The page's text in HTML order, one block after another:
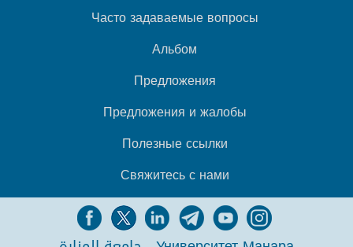
Часто задаваемые вопросы
Альбом
Предложения
Предложения и жалобы
Полезные ссылки
Свяжитесь с нами